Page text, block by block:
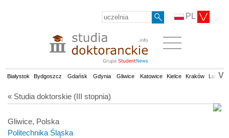
PL
Białystok Bydgoszcz Gdańsk Gdynia Gliwice Katowice Kielce Kraków Lublin
V
« Studia doktorskie (III stopnia)
Gliwice, Polska
Politechnika Śląska